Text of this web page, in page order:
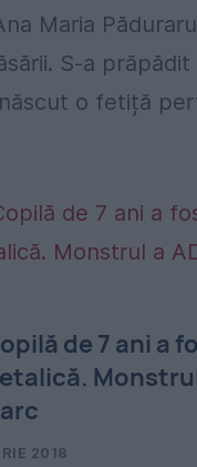
Maria
S-a prăpădit
o fetiță
de 7 ani a
Monstrul
2018